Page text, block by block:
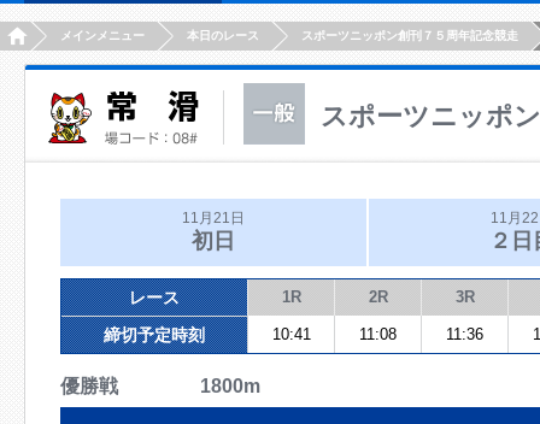
HOMEメインメニュー 本日のレース スポーツニッポン創刊７５周年記念競走
スポーツニッポ
11月21日
初日
11月
２日
レース 1R 2R 3R
締切予定時刻 10:41 11:08 11:36
優勝戦 1800m